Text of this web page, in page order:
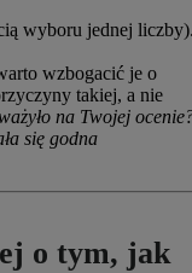
wyboru jednej
wzbogacić je o
takiej, a nie
na Twojej
się godna
o tym, jak